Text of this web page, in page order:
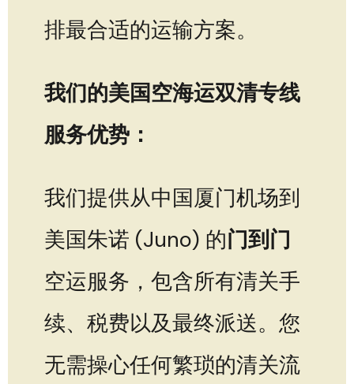
排最合适的运输方案。
我们的美国空海运双清专线
服务优势：
我们提供从中国厦门机场到
美国朱诺 (Juno) 的门到门
空运服务，包含所有清关手
续、税费以及最终派送。您
无需操心任何繁琐的清关流